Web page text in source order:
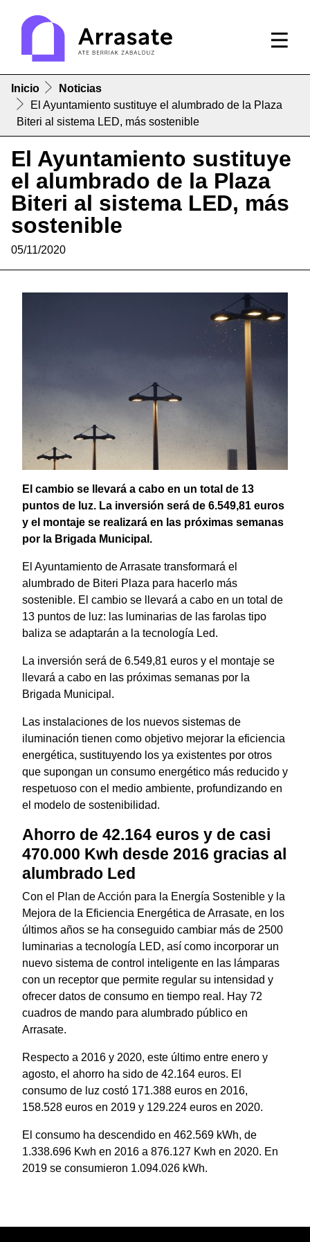
Inicio
Noticias
El Ayuntamiento sustituye el alumbrado de la Plaza
Biteri al sistema LED, más sostenible
El Ayuntamiento sustituye
el alumbrado de la Plaza
Biteri al sistema LED, más
sostenible
05/11/2020
El cambio se llevará a cabo en un total de 13
puntos de luz. La inversión será de 6.549,81 euros
y el montaje se realizará en las próximas semanas
por la Brigada Municipal.
El Ayuntamiento de Arrasate transformará el
alumbrado de Biteri Plaza para hacerlo más
sostenible. El cambio se llevará a cabo en un total de
13 puntos de luz: las luminarias de las farolas tipo
baliza se adaptarán a la tecnología Led.
La inversión será de 6.549,81 euros y el montaje se
llevará a cabo en las próximas semanas por la
Brigada Municipal.
Las instalaciones de los nuevos sistemas de
iluminación tienen como objetivo mejorar la eficiencia
energética, sustituyendo los ya existentes por otros
que supongan un consumo energético más reducido y
respetuoso con el medio ambiente, profundizando en
el modelo de sostenibilidad.
Ahorro de 42.164 euros y de casi
470.000 Kwh desde 2016 gracias al
alumbrado Led
Con el Plan de Acción para la Energía Sostenible y la
Mejora de la Eficiencia Energética de Arrasate, en los
últimos años se ha conseguido cambiar más de 2500
luminarias a tecnología LED, así como incorporar un
nuevo sistema de control inteligente en las lámparas
con un receptor que permite regular su intensidad y
ofrecer datos de consumo en tiempo real. Hay 72
cuadros de mando para alumbrado público en
Arrasate.
Respecto a 2016 y 2020, este último entre enero y
agosto, el ahorro ha sido de 42.164 euros. El
consumo de luz costó 171.388 euros en 2016,
158.528 euros en 2019 y 129.224 euros en 2020.
El consumo ha descendido en 462.569 kWh, de
1.338.696 Kwh en 2016 a 876.127 Kwh en 2020. En
2019 se consumieron 1.094.026 kWh.